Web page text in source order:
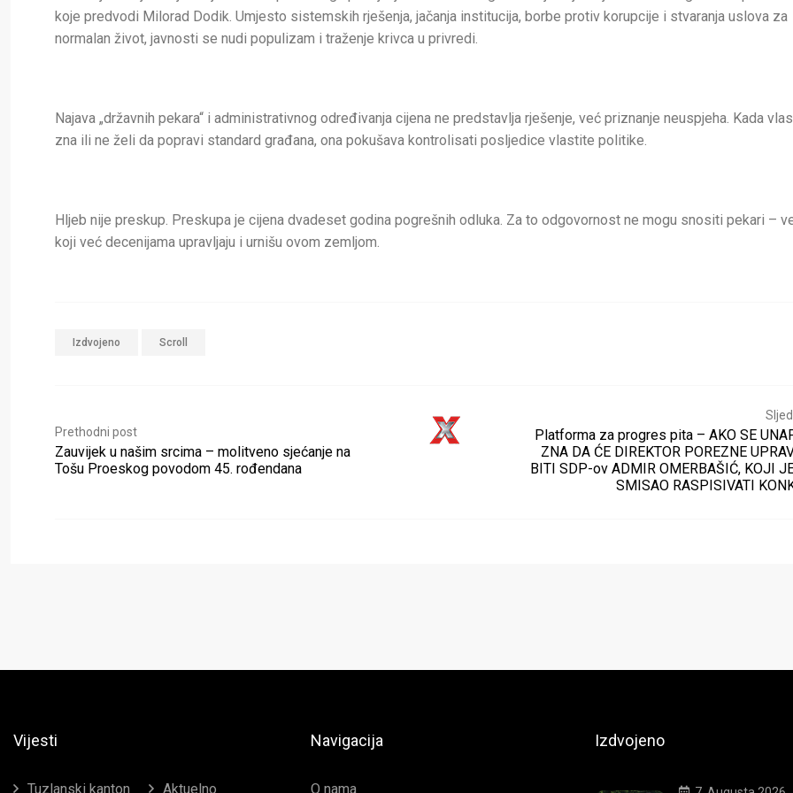
koje predvodi Milorad Dodik. Umjesto sistemskih rješenja, jačanja institucija, borbe protiv korupcije i stvaranja uslova za
normalan život, javnosti se nudi populizam i traženje krivca u privredi.
Najava „državnih pekara“ i administrativnog određivanja cijena ne predstavlja rješenje, već priznanje neuspjeha. Kada
zna ili ne želi da popravi standard građana, ona pokušava kontrolisati posljedice vlastite politike.
Hljeb nije preskup. Preskupa je cijena dvadeset godina pogrešnih odluka. Za to odgovornost ne mogu snositi pekari –
koji već decenijama upravljaju i urnišu ovom zemljom.
Izdvojeno Scroll
Prethodni post
Zauvijek u našim srcima – molitveno sjećanje na
Tošu Proeskog povodom 45. rođendana
Platforma za progres pita – AKO SE
ZNA DA ĆE DIREKTOR POREZNE
BITI SDP-ov ADMIR OMERBAŠIĆ, KOJI
SMISAO RASPISIVATI
Vijesti
Tuzlanski kanton Aktuelno
Navigacija
O nama
Izdvojeno